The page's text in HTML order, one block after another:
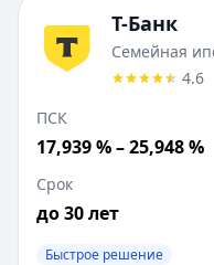
Т-Банк
Семейная
4.6
ПСК
17,939 % – 25,948 %
Срок
до 30 лет
Быстрое решение